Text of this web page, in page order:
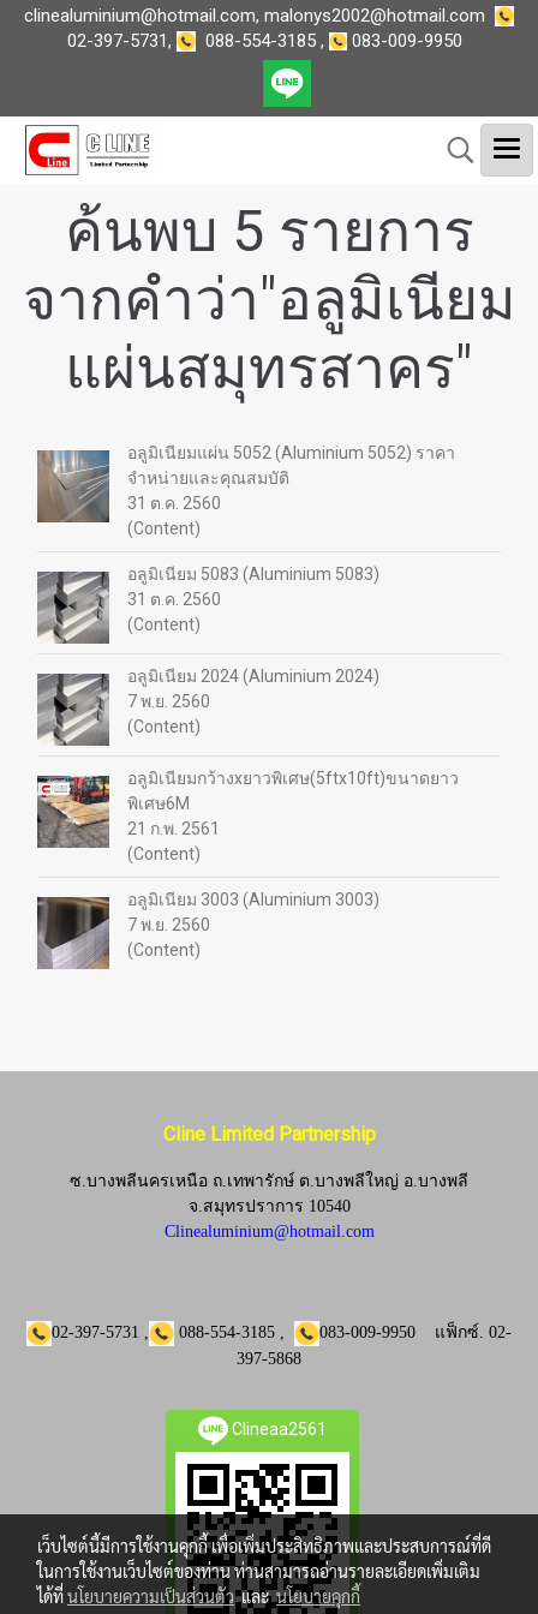
clinealuminium@hotmail.com, malonys2002@hotmail.com
02-397-5731, 088-554-3185, 083-009-9950
ค้นพบ 5 รายการ
จากคำว่า"อลูมิเนียม
แผ่นสมุทรสาคร"
อลูมิเนียมแผ่น 5052 (Aluminium 5052) ราคา
จำหน่ายและคุณสมบัติ
31 ต.ค. 2560
(Content)
อลูมิเนียม 5083 (Aluminium 5083)
31 ต.ค. 2560
(Content)
อลูมิเนียม 2024 (Aluminium 2024)
7 พ.ย. 2560
(Content)
อลูมิเนียมกว้างxยาวพิเศษ(5ftx10ft)ขนาดยาว
พิเศษ6M
21 ก.พ. 2561
(Content)
อลูมิเนียม 3003 (Aluminium 3003)
7 พ.ย. 2560
(Content)
Cline Limited Partnership
ซ.บางพลีนครเหนือ ถ.เทพารักษ์ ต.บางพลีใหญ่ อ.บางพลี
จ.สมุทรปราการ 10540
Clinealuminium@hotmail.com
02-397-5731 , 088-554-3185 , 083-009-9950 แฟ็กซ์. 02-
397-5868
Clineaa2561
เว็บไซต์นี้มีการใช้งานคุกกี้ เพื่อเพิ่มประสิทธิภาพและประสบการณ์ที่ดี
ในการใช้งานเว็บไซต์ของท่าน ท่านสามารถอ่านรายละเอียดเพิ่มเติม
ได้ที่นโยบายความเป็นส่วนตัวและนโยบายคุกกี้